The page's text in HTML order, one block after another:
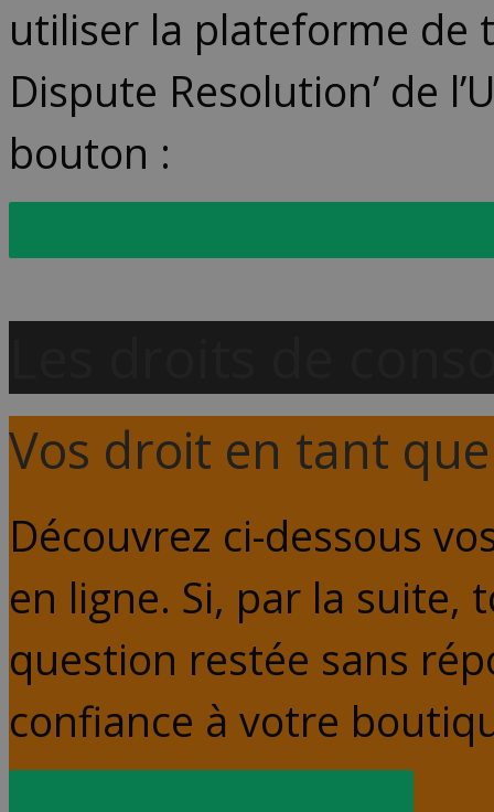
utiliser la plateforme de
Dispute Resolution’ de
bouton :
Vos droit en tant
Découvrez ci-dessous
en ligne. Si, par la suite,
question restée sans
confiance à votre